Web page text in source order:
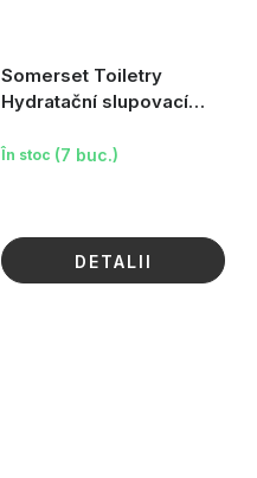
Somerset Toiletry
Hydratační slupovací
În stoc (7 buc.)
DETALII